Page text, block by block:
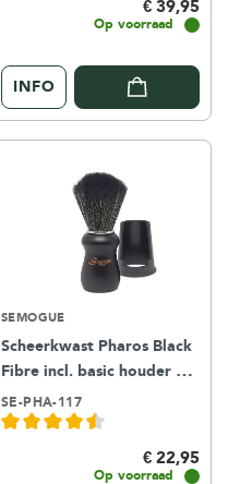
€ 39,95
Op voorraad
INFO
SEMOGUE
Scheerkwast Pharos Black
Fibre incl. basic houder –
black
SE-PHA-117
€ 22,95
Op voorraad